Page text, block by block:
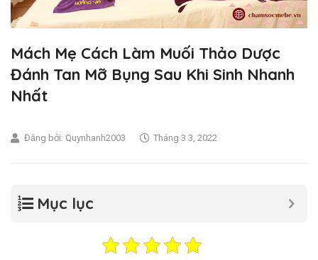
Mách Mẹ Cách Làm Muối Thảo Dược
Đánh Tan Mỡ Bụng Sau Khi Sinh Nhanh
Nhất
Đăng bởi: Quynhanh2003 Tháng 3 3, 2022
Mục lục